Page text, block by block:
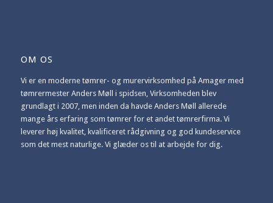
OM OS
Vi er en moderne tømrer- og murervirksomhed på Amager med
tømrermester Anders Møll i spidsen, Virksomheden blev
grundlagt i 2007, men inden da havde Anders Møll allerede
mange års erfaring som tømrer for et andet tømrerfirma. Vi
leverer høj kvalitet, kvalificeret rådgivning og god kundeservice
som det mest naturlige. Vi glæder os til at arbejde for dig.